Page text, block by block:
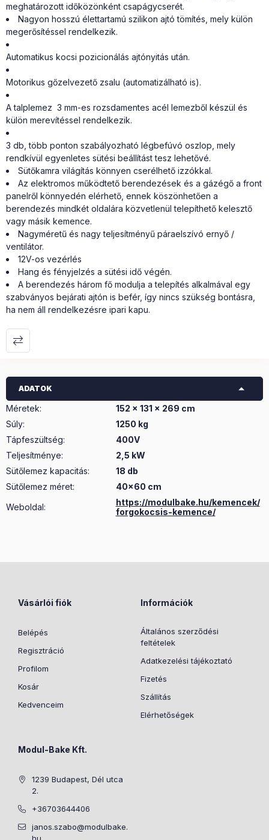
meghatározott időközönként csapágycserét.
Nagyon hosszú élettartamú szilikon ajtó tömítés, mely külön
megerősítéssel rendelkezik.
Automatikus kocsi pozicionálás ajtónyitás után.
Motorikus gőzelvezető zsalu (automatizálható is).
A talplemez 3 mm-es rozsdamentes acél lemezből készül és
külön merevítéssel rendelkezik.
3 db, több ponton szabályozható légbefúvó oszlop, mely
rendkívül egyenletes sütési beállítást tesz lehetővé.
Sütőkamra világítás könnyen cserélhető izzókkal.
Az elektromos működtető berendezések és a gázégő a front
panelről könnyedén elérhető, ennek köszönhetően a
berendezés mindkét oldalára közvetlenül telepíthető kelesztő
vagy másik kemence.
Nagyméretű és nagy teljesítményű páraelszívó ernyő /
ventilátor.
12V-os vezérlés
Hang és fényjelzés a sütési idő végén.
A berendezés három fő modulja a telepítés alkalmával egy
szabványos bejárati ajtón is befér, így nincs szükség bontásra,
ha nem áll rendelkezésre ipari kapu.
ADATOK
Méretek:
152 x 131 x 269 cm
Súly:
1250 kg
Tápfeszültség:
400V
Teljesítménye:
2,5 kW
Sütőlemez kapacitás:
18 db
Sütőlemez méret:
40x60 cm
Weboldal:
https://modulbake.hu/kemencek/
forgokocsis-kemence/
Vásárlói fiók
Belépés
Regisztráció
Profilom
Kosár
Kedvenceim
Információk
Általános szerződési
feltételek
Adatkezelési tájékoztató
Fizetés
Szállítás
Elérhetőségek
Modul-Bake Kft.
1239 Budapest, Dél utca
2.
+36703644406
janos.szabo@modulbake.